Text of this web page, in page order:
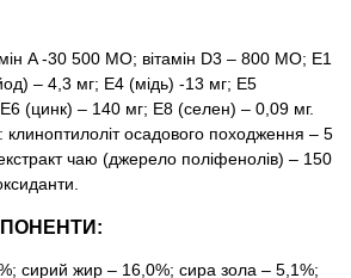
A -30 500 МО; вітамін D3 – 800 MO; E1
– 4,3 мг; E4 (мідь) -13 мг; E5
(цинк) – 140 мг; E8 (селен) – 0,09 мг.
клиноптилоліт осадового походження – 5
чаю (джерело поліфенолів) – 150
сирий жир – 16,0%; сира зола – 5,1%;